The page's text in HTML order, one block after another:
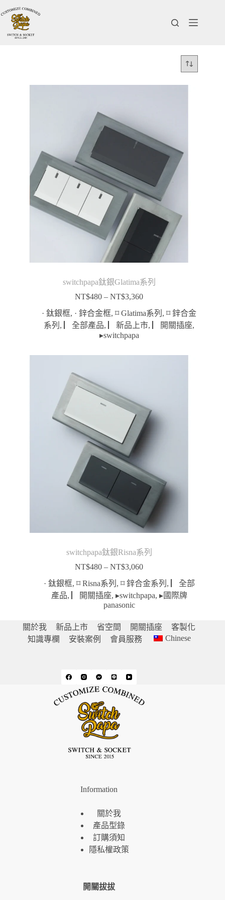
至
switchpapa鈦銀Glatima系列
NT$480 – NT$3,360價
格
範
到
· 鈦銀框, · 鋅合金框,⌑ Glatima系列 ,⌑ 鋅合金
系列 , ▏全部產品, ▏新品上市, ▏開關插座,
▸switchpapa
switchpapa鈦銀Risna系列
NT$480 – NT$3,060價
格
範
到
NT$3,060
· 鈦銀框, ⌑ Risna系列 , ⌑ 鋅合金系列 ,
▏全部
產品, ▏開關插座, ▸switchpapa, ▸國際牌
panasonic
關於我 新品上市 省空間 開關插座
客製化
知識專欄
安裝案例 會員服務 Chinese
Information
關於我
產品型錄
訂購須知
隱私權政策
開關拔拔